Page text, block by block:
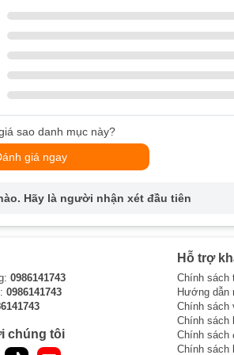
khi sử dụng tủ bảo quản rượu vang
tế trong thiết kế, chất lượng vượt trội,
cao, mang đến sự tiện lợi và thoải
kết cung cấp những sản phẩm tiên tiến
của rượu sẽ được giữ nguyên qua thời
nhiệt độ và độ ẩm chính xác, giúp
sao danh mục này?
giá ngay
Hãy là người nhận xét đầu tiên
0986141743
0986141743
chúng tôi
Hỗ trợ
Chính sách
Hướng dẫn
Chính sách
Chính sách
Chính sách
Chính sách